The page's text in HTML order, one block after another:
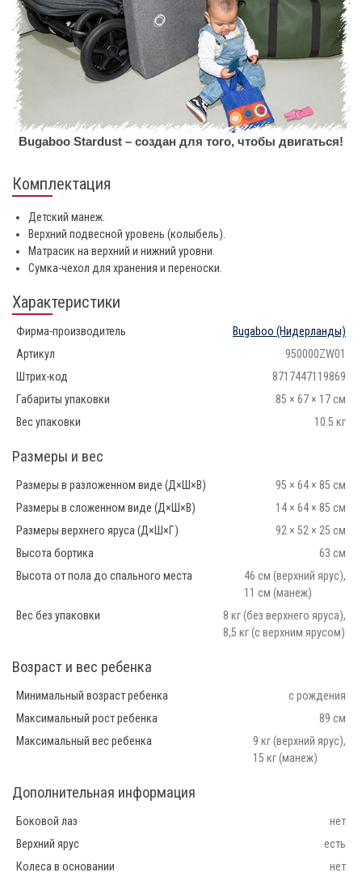
Bugaboo Stardust – создан для того, чтобы двигаться!
Комплектация
Детский манеж.
Верхний подвесной уровень (колыбель).
Матрасик на верхний и нижний уровни.
Сумка-чехол для хранения и переноски.
Характеристики
Фирма-производитель Bugaboo (Нидерланды)
Артикул
950000ZW01
Штрих-код
8717447119869
Габариты упаковки
85 × 67 × 17 см
Вес упаковки
10.5 кг
Размеры и вес
Размеры в разложенном виде (Д×Ш×В)
95 × 64 × 85 см
Размеры в сложенном виде (Д×Ш×В)
14 × 64 × 85 см
Размеры верхнего яруса (Д×Ш×Г)
92 × 52 × 25 см
Высота бортика
63 см
Высота от пола до спального места
46 см (верхний ярус),
11 см (манеж)
Вес без упаковки
8 кг (без верхнего яруса),
8,5 кг (с верхним ярусом)
Возраст и вес ребенка
Минимальный возраст ребенка
с рождения
Максимальный рост ребенка
89 см
Максимальный вес ребенка
9 кг (верхний ярус),
15 кг (манеж)
Дополнительная информация
Боковой лаз
нет
Верхний ярус
есть
Колеса в основании
нет